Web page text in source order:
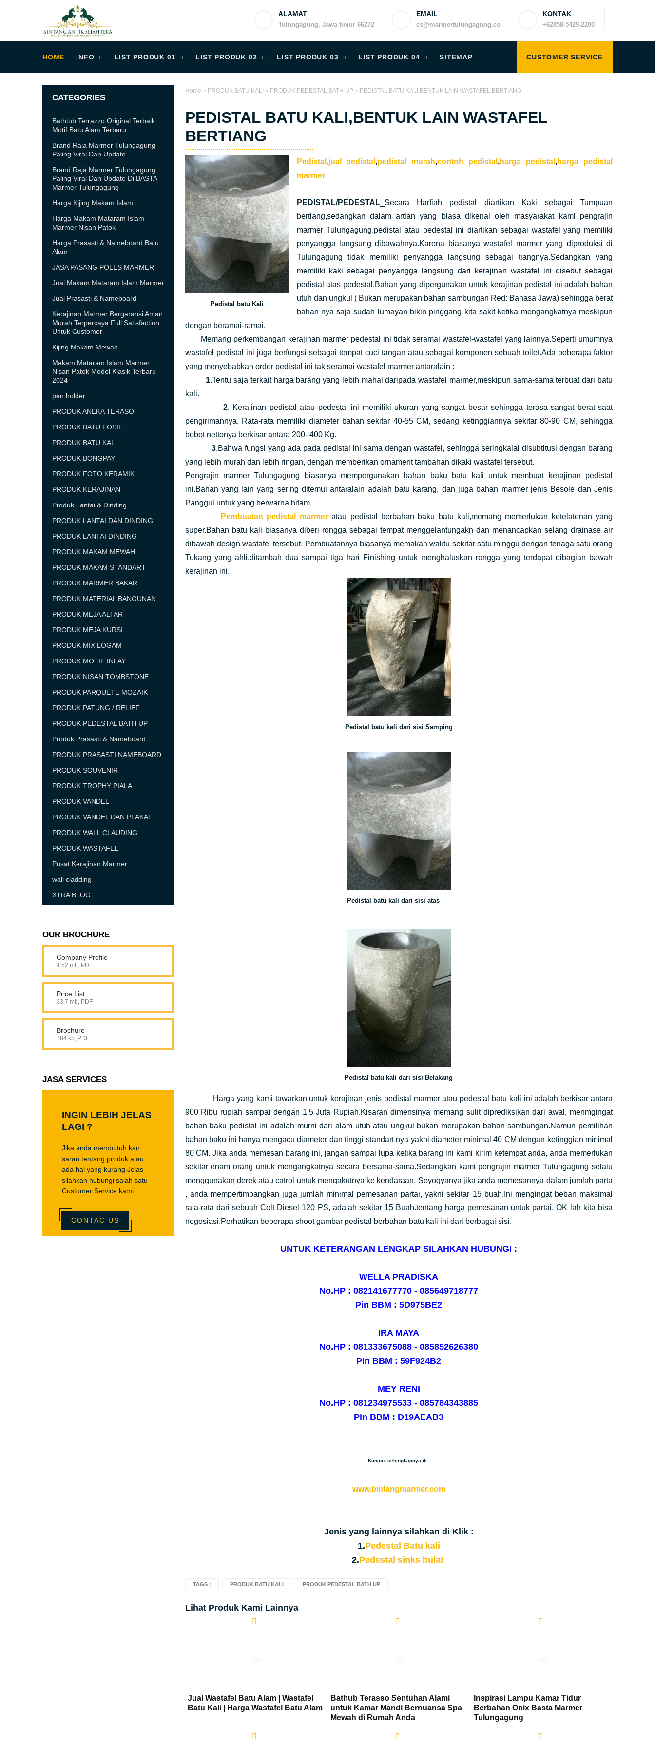
ALAMAT
Tulungagung, Jawa timur 66272
EMAIL
cs@marmertulungagung.co
KONTAK
+62858-5429-2200
HOME INFO LIST PRODUK 01 LIST PRODUK 02 LIST PRODUK 03 LIST PRODUK 04 SITEMAP CUSTOMER SERVICE
Home » PRODUK BATU KALI » PRODUK PEDESTAL BATH UP » PEDISTAL BATU KALI,BENTUK LAIN WASTAFEL BERTIANG
PEDISTAL BATU KALI,BENTUK LAIN WASTAFEL
BERTIANG
Pedistal batu Kali
Pedistal,jual pedistal ,pedistal murah,contoh pedistal ,harga pedistal ,harga pedistal
marmer
PEDISTAL/PEDESTAL_Secara Harfiah pedistal diartikan Kaki sebagai Tumpuan
bertiang,sedangkan dalam artian yang biasa dikenal oleh masyarakat kami pengrajin
marmer Tulungagung,pedistal atau pedestal ini diartikan sebagai wastafel yang memiliki
penyangga langsung dibawahnya.Karena biasanya wastafel marmer yang diproduksi di
Tulungagung tidak memiliki penyangga langsung sebagai tiangnya.Sedangkan yang
memiliki kaki sebagai penyangga langsung dari kerajinan wastafel ini disebut sebagai
pedistal atas pedestal.Bahan yang dipergunakan untuk kerajinan pedistal ini adalah bahan
utuh dan ungkul ( Bukan merupakan bahan sambungan Red: Bahasa Jawa) sehingga berat
bahan nya saja sudah lumayan bikin pinggang kita sakit ketika mengangkatnya meskipun
dengan beramai-ramai.
Memang perkembangan kerajinan marmer pedestal ini tidak seramai wastafel-wastafel yang lainnya.Seperti umumnya
wastafel pedistal ini juga berfungsi sebagai tempat cuci tangan atau sebagai komponen sebuah toilet.Ada beberapa faktor
yang menyebabkan order pedistal ini tak seramai wastafel marmer antaralain :
1.Tentu saja terkait harga barang yang lebih mahal daripada wastafel marmer,meskipun sama-sama terbuat dari batu
kali.
2. Kerajinan pedistal atau pedestal ini memiliki ukuran yang sangat besar sehingga terasa sangat berat saat
pengirimannya. Rata-rata memiliki diameter bahan sekitar 40-55 CM, sedang ketinggiannya sekitar 80-90 CM, sehingga
bobot nettonya berkisar antara 200- 400 Kg.
3.Bahwa fungsi yang ada pada pedistal ini sama dengan wastafel, sehingga seringkalai disubtitusi dengan barang
yang lebih murah dan lebih ringan, dengan memberikan ornament tambahan dikaki wastafel tersebut.
Pengrajin marmer Tulungagung biasanya mempergunakan bahan baku batu kali untuk membuat kerajinan pedistal
ini.Bahan yang lain yang sering ditemui antaralain adalah batu karang, dan juga bahan marmer jenis Besole dan Jenis
Panggul untuk yang berwarna hitam.
Pembuatan pedistal marmeratau pedistal berbahan baku batu kali,memang memerlukan ketelatenan yang
super.Bahan batu kali biasanya diberi rongga sebagai tempat menggelantungakn dan menancapkan selang drainase air
dibawah design wastafel tersebut. Pembuatannya biasanya memakan waktu sekitar satu minggu dengan tenaga satu orang
Tukang yang ahli.ditambah dua sampai tiga hari Finishing untuk menghaluskan rongga yang terdapat dibagian bawah
kerajinan ini.
Pedistal batu kali dari sisi Samping
Pedistal batu kali dari sisi atas
Pedistal batu kali dari sisi Belakang
Harga yang kami tawarkan untuk kerajinan jenis pedistal marmer atau pedestal batu kali ini adalah berkisar antara
900 Ribu rupiah sampai dengan 1,5 Juta Rupiah.Kisaran dimensinya memang sulit diprediksikan dari awal, menmgingat
bahan baku pedistal ini adalah murni dari alam utuh atau ungkul bukan merupakan bahan sambungan.Namun pemilihan
bahan baku ini hanya mengacu diameter dan tinggi standart nya yakni diameter minimal 40 CM dengan ketinggian minimal
80 CM. Jika anda memesan barang ini, jangan sampai lupa ketika barang ini kami kirim ketempat anda, anda memerlukan
sekitar enam orang untuk mengangkatnya secara bersama-sama.Sedangkan kami pengrajin marmer Tulungagung selalu
menggunakan derek atau catrol untuk mengakutnya ke kendaraan. Seyogyanya jika anda memesannya dalam jumlah parta
, anda mempertimbangkan juga jumlah minimal pemesanan partai, yakni sekitar 15 buah.Ini mengingat beban maksimal
rata-rata dari sebuah Colt Diesel 120 PS, adalah sekitar 15 Buah.tentang harga pemesanan untuk partai, OK lah kita bisa
negosiasi.Perhatikan beberapa shoot gambar pedistal berbahan batu kali ini dari berbagai sisi.
UNTUK KETERANGAN LENGKAP SILAHKAN HUBUNGI :
WELLA PRADISKA
No.HP : 082141677770 - 085649718777
Pin BBM : 5D975BE2
IRA MAYA
No.HP : 081333675088 - 085852626380
Pin BBM : 59F924B2
MEY RENI
No.HP : 081234975533 - 085784343885
Pin BBM : D19AEAB3
Kunjuni selengkapnya di :
www.bintangmarmer.com
Jenis yang lainnya silahkan di Klik :
1.Pedestal Batu kali
2.Pedestal sinks bulat
TAGS : PRODUK BATU KALI PRODUK PEDESTAL BATH UP
Lihat Produk Kami Lainnya
Jual Wastafel Batu Alam | Wastafel
Batu Kali | Harga Wastafel Batu Alam
Bathub Terasso Sentuhan Alami
untuk Kamar Mandi Bernuansa Spa
Mewah di Rumah Anda
Inspirasi Lampu Kamar Tidur
Berbahan Onix Basta Marmer
Tulungagung
CATEGORIES
Bathtub Terrazzo Original Terbaik
Motif Batu Alam Terbaru
Brand Raja Marmer Tulungagung
Paling Viral Dan Update
Brand Raja Marmer Tulungagung
Paling Viral Dan Update Di BASTA
Marmer Tulungagung
Harga Kijing Makam Islam
Harga Makam Mataram Islam
Marmer Nisan Patok
Harga Prasasti & Nameboard Batu
Alam
JASA PASANG POLES MARMER
Jual Makam Mataram Islam Marmer
Jual Prasasti & Nameboard
Kerajinan Marmer Bergaransi Aman
Murah Terpercaya Full Satisfaction
Untuk Customer
Kijing Makam Mewah
Makam Mataram Islam Marmer
Nisan Patok Model Klasik Terbaru
2024
pen holder
PRODUK ANEKA TERASO
PRODUK BATU FOSIL
PRODUK BATU KALI
PRODUK BONGPAY
PRODUK FOTO KERAMIK
PRODUK KERAJINAN
Produk Lantai & Dinding
PRODUK LANTAI DAN DINDING
PRODUK LANTAI DINDING
PRODUK MAKAM MEWAH
PRODUK MAKAM STANDART
PRODUK MARMER BAKAR
PRODUK MATERIAL BANGUNAN
PRODUK MEJA ALTAR
PRODUK MEJA KURSI
PRODUK MIX LOGAM
PRODUK MOTIF INLAY
PRODUK NISAN TOMBSTONE
PRODUK PARQUETE MOZAIK
PRODUK PATUNG / RELIEF
PRODUK PEDESTAL BATH UP
Produk Prasasti & Nameboard
PRODUK PRASASTI NAMEBOARD
PRODUK SOUVENIR
PRODUK TROPHY PIALA
PRODUK VANDEL
PRODUK VANDEL DAN PLAKAT
PRODUK WALL CLAUDING
PRODUK WASTAFEL
Pusat Kerajinan Marmer
wall cladding
XTRA BLOG
OUR BROCHURE
Company Profile
4.52 mb, PDF
Price List
33,7 mb, PDF
Brochure
784 kb, PDF
JASA SERVICES
INGIN LEBIH JELAS
LAGI ?
Jika anda membutuh kan
saran tentang produk atau
ada hal yang kurang Jelas
silahkan hubungi salah satu
Customer Service kami
CONTAC US